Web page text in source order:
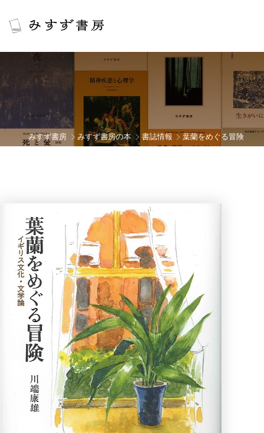
みすず書房 みすず書房の本 書誌情報 葉蘭をめぐる冒険